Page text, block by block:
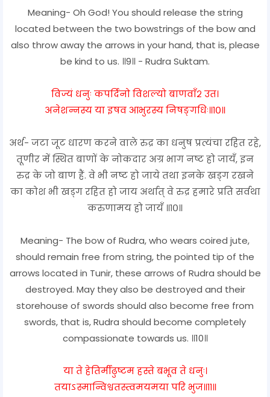
Meaning- Oh God! You should release the string
located between the two bowstrings of the bow and
also throw away the arrows in your hand, that is, please
be kind to us. ॥9॥ - Rudra Suktam.
विज्यं धनुः कपर्दिनो विशल्यो बाणवाँ२ उत।
अनेशन्नस्य या इषव आभुरस्य निषङ्गधिः॥१०॥
अर्थ- जटा जूट धारण करने वाले रुद्र का धनुष प्रत्यंचा रहित रहे,
तूणीर में स्थित बाणों के नोकदार अग्र भाग नष्ट हो जायँ, इन
रुद्र के जो बाण हैं. वे भी नष्ट हो जाये तथा इनके खड्ग रखने
का कोश भी खड्ग रहित हो जाय अर्थात् वे रुद्र हमारे प्रति सर्वथा
करुणामय हो जायँ ॥१०॥
Meaning- The bow of Rudra, who wears coired jute,
should remain free from string, the pointed tip of the
arrows located in Tunir, these arrows of Rudra should be
destroyed. May they also be destroyed and their
storehouse of swords should also become free from
swords, that is, Rudra should become completely
compassionate towards us. ॥10॥
या ते हेतिर्मीढुष्टम हस्ते बभूव ते धनुः।
तयाऽस्मान्विश्वतस्त्वमयमया परि भुज॥११॥